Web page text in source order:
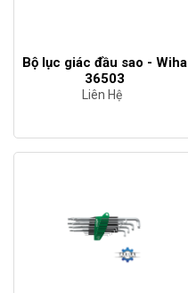
Bộ lục giác đầu sao - Wiha
36503
Liên Hệ